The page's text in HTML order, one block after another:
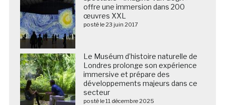
offre une immersion dans 200
œuvres XXL
posté le 23 juin 2017
Le Muséum d’histoire naturelle de
Londres prolonge son expérience
immersive et prépare des
développements majeurs dans ce
secteur
posté le 11 décembre 2025